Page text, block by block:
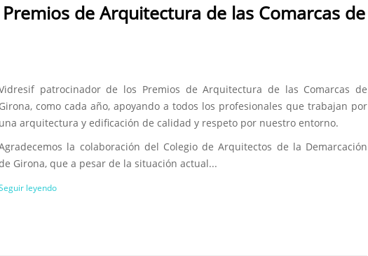
de Arquitectura de las Comarcas de
patrocinador de los Premios de Arquitectura de las Comarcas de
Girona, como cada año, apoyando a todos los profesionales que trabajan por
una arquitectura y edificación de calidad y respeto por nuestro entorno.
la colaboración del Colegio de Arquitectos de la Demarcación
Girona, que a pesar de la situación actual...
leyendo